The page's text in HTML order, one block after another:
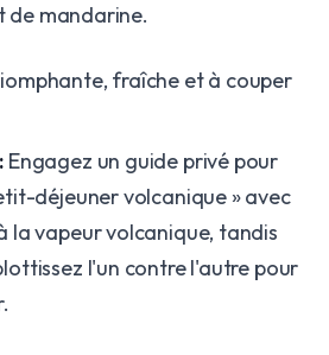
de mandarine.
fraîche et à couper
Engagez un guide privé pour
déjeuner volcanique » avec
la vapeur volcanique, tandis
l'un contre l'autre pour